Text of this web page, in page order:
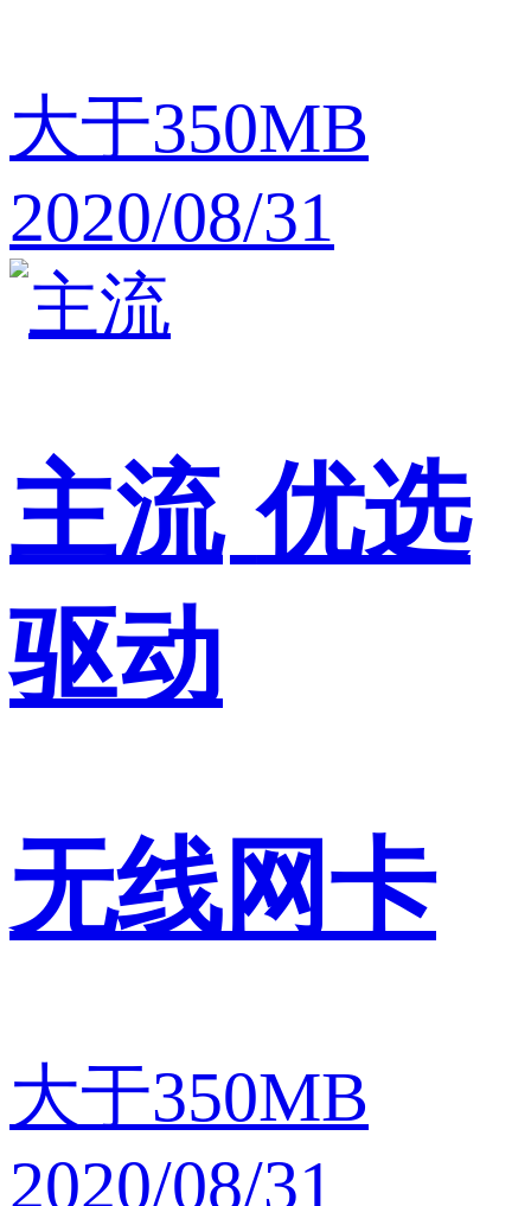
大于350MB
2020/08/31
主流 优选
驱动
无线网卡
大于350MB
2020/08/31